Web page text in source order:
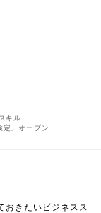
キル
定」オープン
おきたいビジネスス